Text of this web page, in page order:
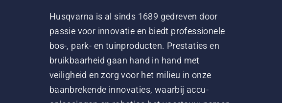
Husqvarna is al sinds 1689 gedreven door
passie voor innovatie en biedt professionele
bos-, park- en tuinproducten. Prestaties en
bruikbaarheid gaan hand in hand met
veiligheid en zorg voor het milieu in onze
baanbrekende innovaties, waarbij accu-